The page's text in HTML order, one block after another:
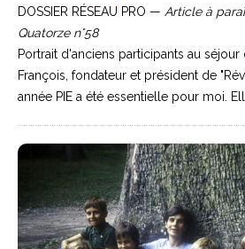
DOSSIER RÉSEAU PRO — Article à
Quatorze n°58
Portrait d'anciens participants au
François, fondateur et président de
année PIE a été essentielle pour moi.